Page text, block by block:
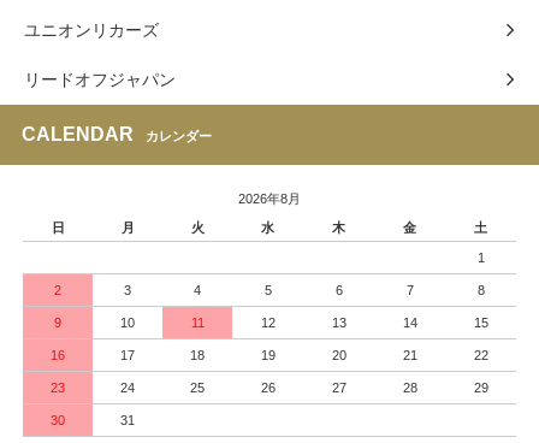
ユニオンリカーズ
リードオフジャパン
CALENDAR カレンダー
2026年8月
日
月 火 水 木 金 土
1
2 3 4 5 6 7 8
9 10 11 12 13 14 15
16 17 18 19 20 21 22
23 24 25 26 27 28 29
30 31